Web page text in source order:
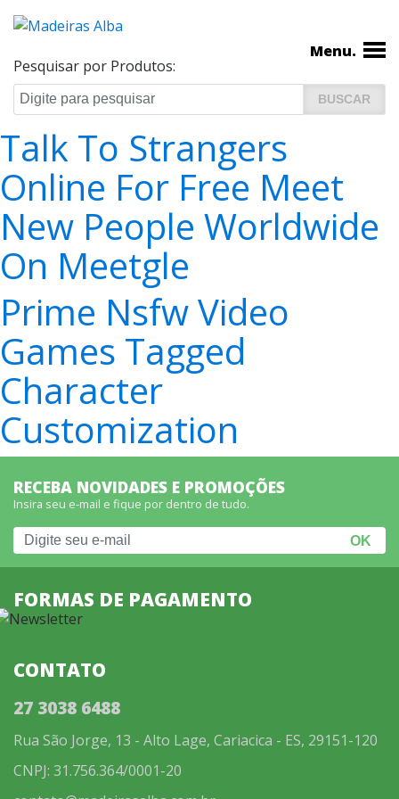
Pesquisar por Produtos:
Menu.
Navegação
de
Post
Talk To Strangers
Online For Free Meet
New People Worldwide
On Meetgle
Prime Nsfw Video
Games Tagged
Character
Customization
RECEBA NOVIDADES E PROMOÇÕES
Insira seu e-mail e fique por dentro de tudo.
FORMAS DE PAGAMENTO
CONTATO
27 3038 6488
Rua São Jorge, 13 - Alto Lage, Cariacica - ES, 29151-120
CNPJ: 31.756.364/0001-20